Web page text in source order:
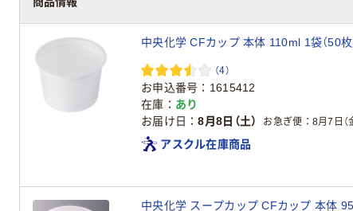
中央化学 CFカップ 本体 110ml 1袋（50枚
（4）
お申込番号
1615412
在庫
あり
お届け日
8月8日（土） お急ぎ便 8月7日（
アスクル在庫商品
中央化学 スープカップ CFカップ 本体